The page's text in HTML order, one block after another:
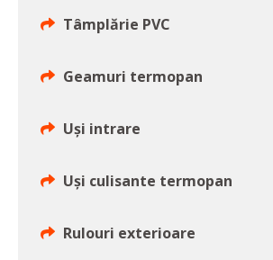
Tâmplărie PVC
Geamuri termopan
Uşi intrare
Uşi culisante termopan
Rulouri exterioare